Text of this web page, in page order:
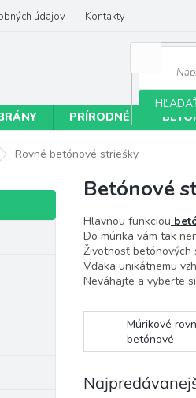
údajov Kontakty
PRÍRODNÉ
Rovné betónové striešky
Betónové
Hlavnou funkciou
Do múrika vám tak
Životnosť betónových
Vďaka unikátnemu
Neváhajte a vyberte
Múrikové
betónové
striešky